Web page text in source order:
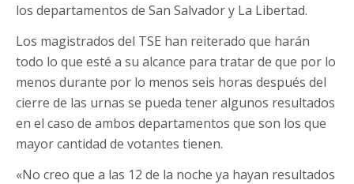
los departamentos de San Salvador y La Libertad.
Los magistrados del TSE han reiterado que harán
todo lo que esté a su alcance para tratar de que por lo
menos durante por lo menos seis horas después del
cierre de las urnas se pueda tener algunos resultados
en el caso de ambos departamentos que son los que
mayor cantidad de votantes tienen.
«No creo que a las 12 de la noche ya hayan resultados